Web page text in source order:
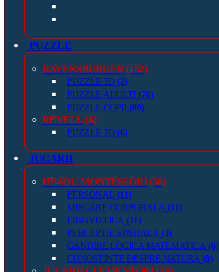
PUZZLE
RAVENSBURGER (152)
PUZZLE 3D (2)
PUZZLE ADULTI (70)
PUZZLE COPII (80)
REVELL (6)
PUZZLE 3D (6)
JUCARII
HEADU MONTESSORI (50)
PERSONAL (11)
MISCARE CORPORALA (11)
LINGVISTICA (11)
PERCEPTIE SPATIALA (3)
GANDIRE LOGICA MATEMATICA (6)
CUNOSTINTE DESPRE NATURA (8)